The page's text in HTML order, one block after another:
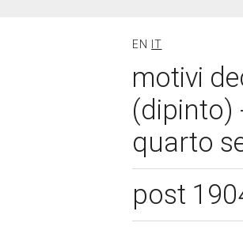
EN IT
motivi
(dipinto)
quarto
post